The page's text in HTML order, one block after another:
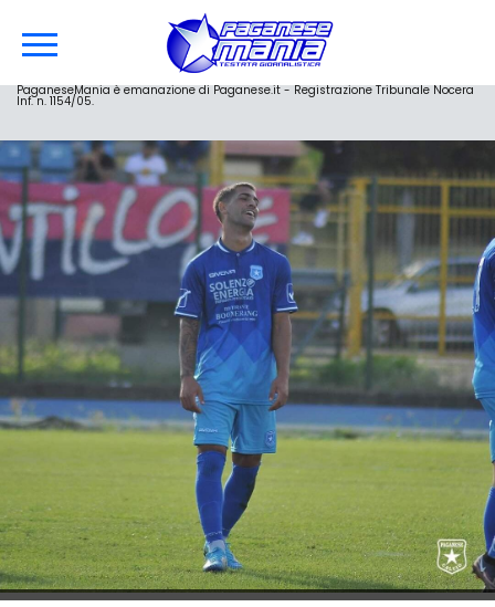
PaganeseMania è emanazione di Paganese.it - Registrazione Tribunale Nocera
Inf. n. 1154/05.